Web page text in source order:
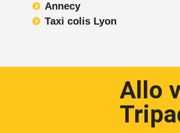
Annecy
Taxi colis Lyon
Allo